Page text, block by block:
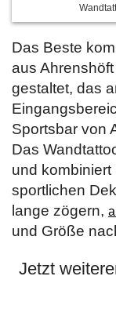
Das Beste
aus
gestaltet, das
Sportsbar von
Das
und
sportlichen
lange zögern,
und Größe
Jetzt